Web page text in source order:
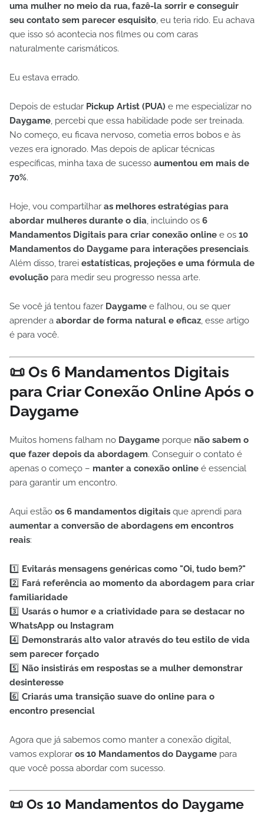
uma mulher no meio da rua, fazê-la sorrir e conseguir
seu contato sem parecer esquisito, eu teria rido. Eu achava
que isso só acontecia nos filmes ou com caras
naturalmente carismáticos.
Eu estava errado.
Depois de estudar Pickup Artist (PUA) e me especializar no
Daygame, percebi que essa habilidade pode ser treinada.
No começo, eu ficava nervoso, cometia erros bobos e às
vezes era ignorado. Mas depois de aplicar técnicas
específicas, minha taxa de sucesso aumentou em mais de
70%.
Hoje, vou compartilhar as melhores estratégias para
abordar mulheres durante o dia, incluindo os 6
Mandamentos Digitais para criar conexão online e os 10
Mandamentos do Daygame para interações presenciais.
Além disso, trarei estatísticas, projeções e uma fórmula de
evolução para medir seu progresso nessa arte.
Se você já tentou fazer Daygame e falhou, ou se quer
aprender a abordar de forma natural e eficaz, esse artigo
é para você.
📜 Os 6 Mandamentos Digitais
para Criar Conexão Online Após o
Daygame
Muitos homens falham no Daygame porque não sabem o
que fazer depois da abordagem. Conseguir o contato é
apenas o começo – manter a conexão online é essencial
para garantir um encontro.
Aqui estão os 6 mandamentos digitais que aprendi para
aumentar a conversão de abordagens em encontros
reais:
1️⃣ Evitarás mensagens genéricas como "Oi, tudo bem?"
2️⃣ Fará referência ao momento da abordagem para criar
familiaridade
3️⃣ Usarás o humor e a criatividade para se destacar no
WhatsApp ou Instagram
4️⃣ Demonstrarás alto valor através do teu estilo de vida
sem parecer forçado
5️⃣ Não insistirás em respostas se a mulher demonstrar
desinteresse
6️⃣ Criarás uma transição suave do online para o
encontro presencial
Agora que já sabemos como manter a conexão digital,
vamos explorar os 10 Mandamentos do Daygame para
que você possa abordar com sucesso.
📜 Os 10 Mandamentos do Daygame